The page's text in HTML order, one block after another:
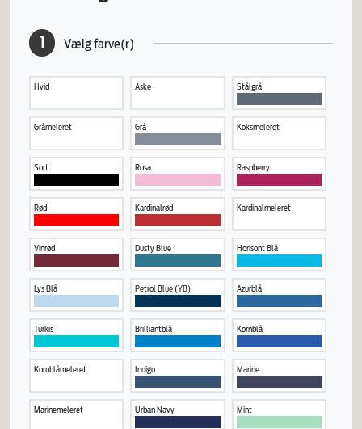
1 Vælg farve(r)
Hvid Aske Stålgrå
Gråmeleret Grå Koksmeleret
Sort Rosa Raspberry
Rød Kardinalrød Kardinalmeleret
Vinrød Dusty Blue Horisont Blå
Lys Blå Petrol Blue (YB) Azurblå
Turkis Brilliantblå Kornblå
Kornblåmeleret Indigo Marine
Marinemeleret Urban Navy Mint